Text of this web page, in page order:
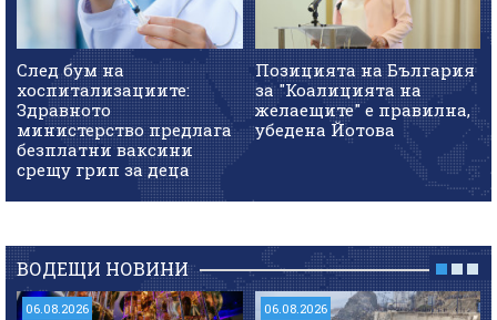
След бум на
хоспитализациите:
Здравното
министерство предлага
безплатни ваксини
срещу грип за деца
Позицията на България
за "Коалицията на
желаещите" е правилна,
убедена Йотова
ВОДЕЩИ НОВИНИ
06.08.2026 06.08.2026